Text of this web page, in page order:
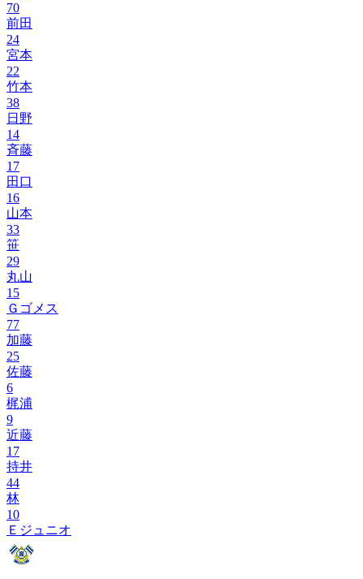
70
前田
24
宮本
22
竹本
38
日野
14
斉藤
17
田口
16
山本
33
笹
29
丸山
15
Ｇゴメス
77
加藤
25
佐藤
6
梶浦
9
近藤
17
持井
44
林
10
Ｅジュニオ